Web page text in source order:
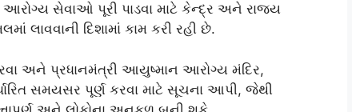
આરોગ્ય સેવાઓ પૂરી પાડવા માટે કેન્દ્ર અને રાજ્ય
લાવવાની દિશામાં કામ કરી રહી છે.
અને પ્રધાનમંત્રી આયુષ્માન આરોગ્ય મંદિર,
સમયસર પૂર્ણ કરવા માટે સૂચના આપી, જેથી